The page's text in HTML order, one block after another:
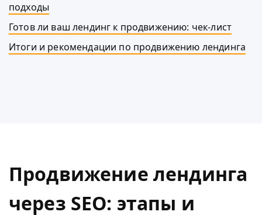
подходы
Готов ли ваш лендинг к продвижению: чек-лист
Итоги и рекомендации по продвижению лендинга
Продвижение лендинга
через SEO: этапы и